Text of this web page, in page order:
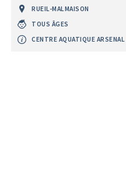
RUEIL-MALMAISON
TOUS ÂGES
CENTRE AQUATIQUE ARSENAL